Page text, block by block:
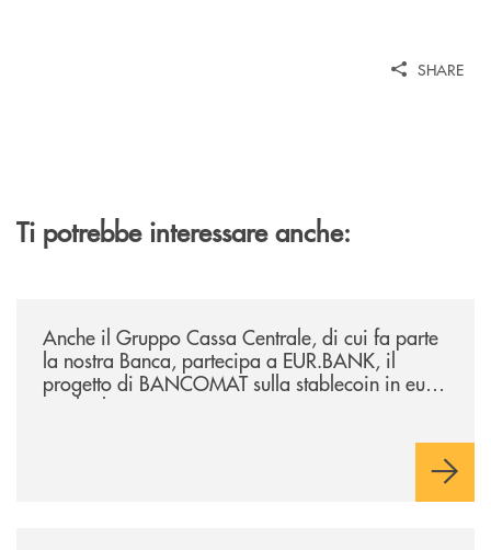
SHARE
Ti potrebbe interessare anche:
Anche il Gruppo Cassa Centrale, di cui fa parte
la nostra Banca, partecipa a EUR.BANK, il
progetto di BANCOMAT sulla stablecoin in euro
e sul relativo ecosistema